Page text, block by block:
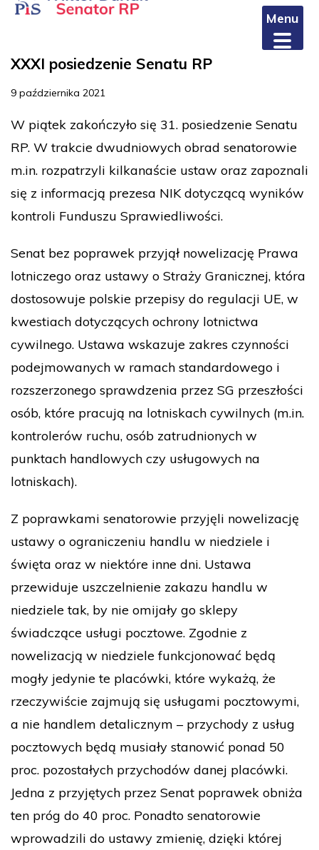
XXXI posiedzenie Senatu RP
9 października 2021
W piątek zakończyło się 31. posiedzenie Senatu
RP. W trakcie dwudniowych obrad senatorowie
m.in. rozpatrzyli kilkanaście ustaw oraz zapoznali
się z informacją prezesa NIK dotyczącą wyników
kontroli Funduszu Sprawiedliwości.
Senat bez poprawek przyjął nowelizację Prawa
lotniczego oraz ustawy o Straży Granicznej, która
dostosowuje polskie przepisy do regulacji UE, w
kwestiach dotyczących ochrony lotnictwa
cywilnego. Ustawa wskazuje zakres czynności
podejmowanych w ramach standardowego i
rozszerzonego sprawdzenia przez SG przeszłości
osób, które pracują na lotniskach cywilnych (m.in.
kontrolerów ruchu, osób zatrudnionych w
punktach handlowych czy usługowych na
lotniskach).
Z poprawkami senatorowie przyjęli nowelizację
ustawy o ograniczeniu handlu w niedziele i
święta oraz w niektóre inne dni. Ustawa
przewiduje uszczelnienie zakazu handlu w
niedziele tak, by nie omijały go sklepy
świadczące usługi pocztowe. Zgodnie z
nowelizacją w niedziele funkcjonować będą
mogły jedynie te placówki, które wykażą, że
rzeczywiście zajmują się usługami pocztowymi,
a nie handlem detalicznym – przychody z usług
pocztowych będą musiały stanowić ponad 50
proc. pozostałych przychodów danej placówki.
Jedna z przyjętych przez Senat poprawek obniża
ten próg do 40 proc. Ponadto senatorowie
wprowadzili do ustawy zmienię, dzięki której
Menu